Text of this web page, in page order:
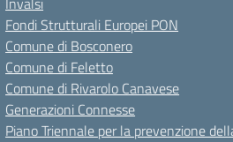
Fondi Strutturali Europei PON
Comune di Bosconero
Comune di Feletto
Comune di Rivarolo Canavese
Generazioni Connesse
Piano Triennale per la prevenzione